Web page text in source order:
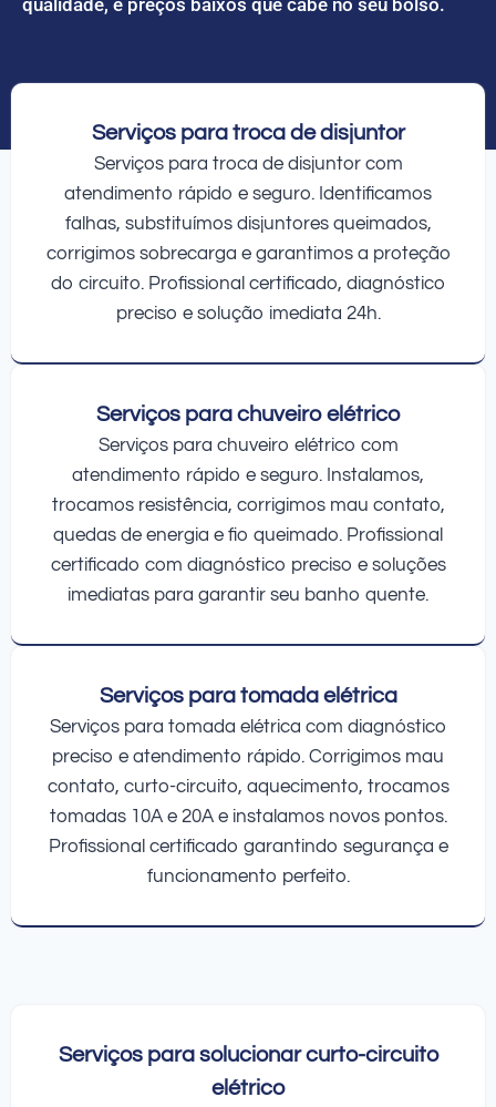
Serviços para troca de disjuntor
Serviços para troca de disjuntor com
atendimento rápido e seguro. Identificamos
falhas, substituímos disjuntores queimados,
corrigimos sobrecarga e garantimos a proteção
do circuito. Profissional certificado, diagnóstico
preciso e solução imediata 24h.
Serviços para chuveiro elétrico
Serviços para chuveiro elétrico com
atendimento rápido e seguro. Instalamos,
trocamos resistência, corrigimos mau contato,
quedas de energia e fio queimado. Profissional
certificado com diagnóstico preciso e soluções
imediatas para garantir seu banho quente.
Serviços para tomada elétrica
Serviços para tomada elétrica com diagnóstico
preciso e atendimento rápido. Corrigimos mau
contato, curto-circuito, aquecimento, trocamos
tomadas 10A e 20A e instalamos novos pontos.
Profissional certificado garantindo segurança e
funcionamento perfeito.
Serviços para solucionar curto-circuito
elétrico